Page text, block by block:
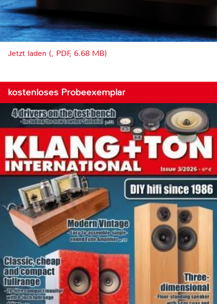
Jetzt laden (, PDF, 6.68 MB)
kostenloses Probeexemplar